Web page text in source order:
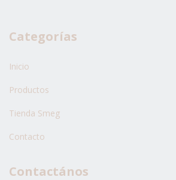
Categorías
Inicio
Productos
Tienda Smeg
Contacto
Contactános